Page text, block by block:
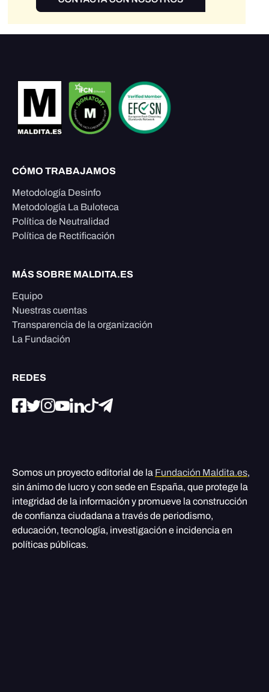
CÓMO TRABAJAMOS
Metodología Desinfo
Metodología La Buloteca
Política de Neutralidad
Política de Rectificación
MÁS SOBRE MALDITA.ES
Equipo
Nuestras cuentas
Transparencia de la organización
La Fundación
REDES
Somos un proyecto editorial de la Fundación Maldita.es,
sin ánimo de lucro y con sede en España, que protege la
integridad de la información y promueve la construcción
de confianza ciudadana a través de periodismo,
educación, tecnología, investigación e incidencia en
políticas públicas.